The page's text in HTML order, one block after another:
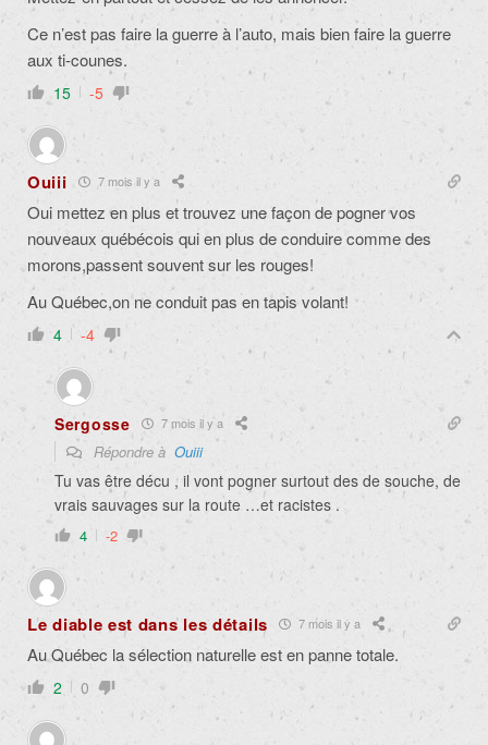
Ce n’est pas faire la guerre à l’auto, mais bien faire la guerre
aux ti-counes.
15 -5
Ouiii 7 mois il y a
Oui mettez en plus et trouvez une façon de pogner vos
nouveaux québécois qui en plus de conduire comme des
morons,passent souvent sur les rouges!
Au Québec,on ne conduit pas en tapis volant!
4 -4
Sergosse 7 mois il y a
Répondre à Ouiii
Tu vas être décu , il vont pogner surtout des de souche, de
vrais sauvages sur la route …et racistes .
4 -2
Le diable est dans les détails 7 mois il y a
Au Québec la sélection naturelle est en panne totale.
2 0